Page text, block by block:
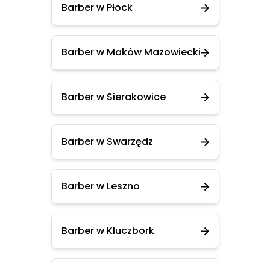
Barber w Płock
Barber w Maków Mazowiecki
Barber w Sierakowice
Barber w Swarzędz
Barber w Leszno
Barber w Kluczbork